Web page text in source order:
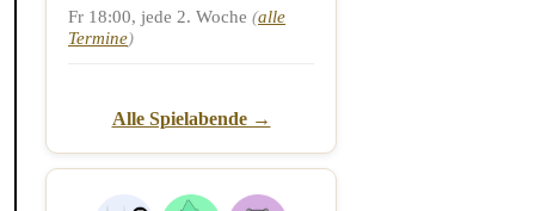
Fr 18:00, jede 2. Woche (alle
Termine)
Alle Spielabende →